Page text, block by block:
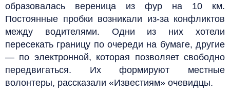
образовалась вереница из фур на 10 км.
Постоянные пробки возникали из-за конфликтов
между водителями. Одни из них хотели
пересекать границу по очереди на бумаге, другие
— по электронной, которая позволяет свободно
передвигаться. Их формируют местные
волонтеры, рассказали «Известиям» очевидцы.